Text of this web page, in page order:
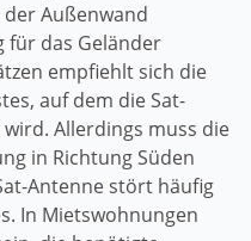
Außenwand
für das Geländer
empfiehlt sich die
auf dem die Sat-
Allerdings muss die
in Richtung Süden
Antenne stört häufig
In Mietswohnungen